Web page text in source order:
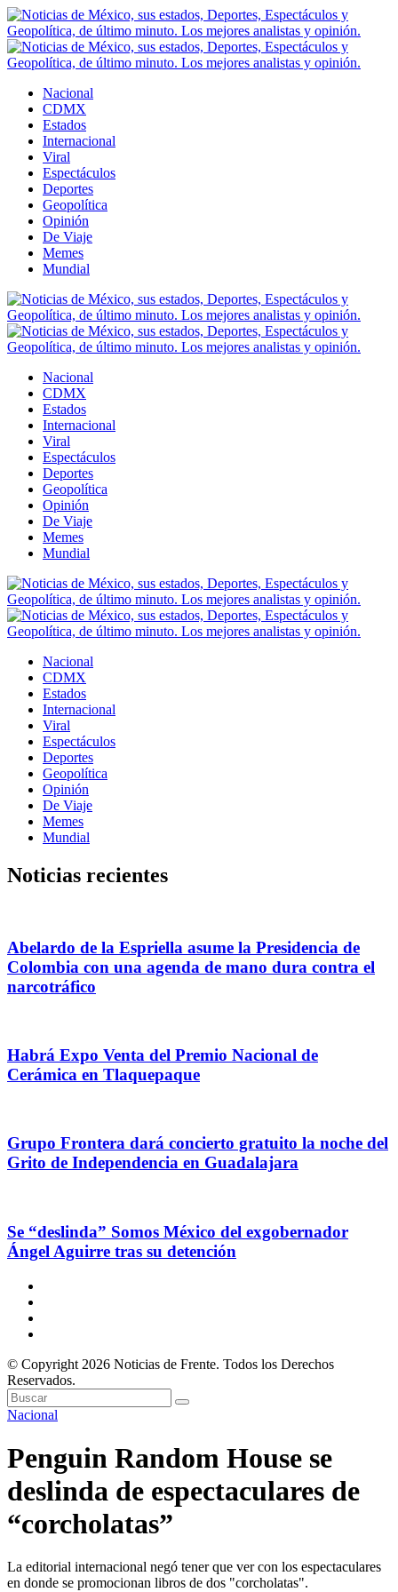
Nacional
CDMX
Estados
Internacional
Viral
Espectáculos
Deportes
Geopolítica
Opinión
De Viaje
Memes
Mundial
Nacional
CDMX
Estados
Internacional
Viral
Espectáculos
Deportes
Geopolítica
Opinión
De Viaje
Memes
Mundial
Nacional
CDMX
Estados
Internacional
Viral
Espectáculos
Deportes
Geopolítica
Opinión
De Viaje
Memes
Mundial
Noticias recientes
Abelardo de la Espriella asume la Presidencia de
Colombia con una agenda de mano dura contra el
narcotráfico
Habrá Expo Venta del Premio Nacional de
Cerámica en Tlaquepaque
Grupo Frontera dará concierto gratuito la noche del
Grito de Independencia en Guadalajara
Se “deslinda” Somos México del exgobernador
Ángel Aguirre tras su detención
© Copyright 2026 Noticias de Frente. Todos los Derechos
Reservados.
Nacional
Penguin Random House se
deslinda de espectaculares de
“corcholatas”
La editorial internacional negó tener que ver con los espectaculares
en donde se promocionan libros de dos "corcholatas".